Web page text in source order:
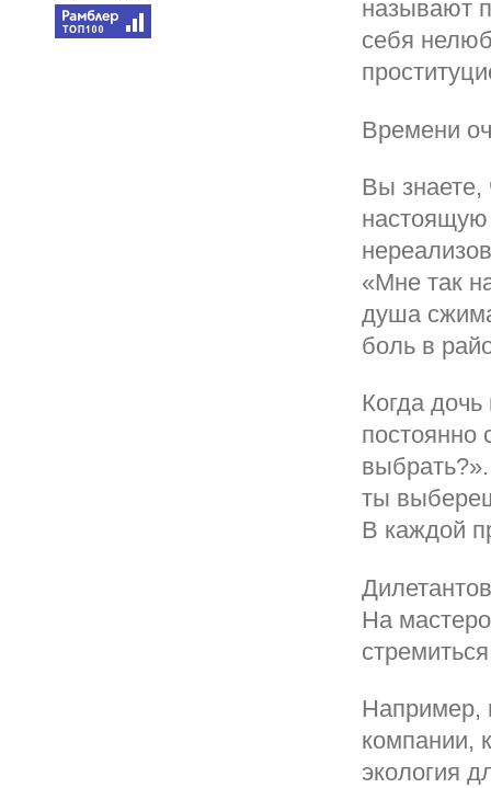
называют
себя
Времени
Вы знаете,
«Мне так
душа
боль в
Когда
ты
В каждой
На
Например,
компании,
экология